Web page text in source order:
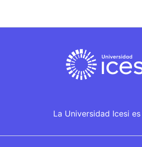
La Universidad Icesi